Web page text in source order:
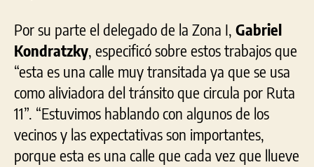
Por su parte el delegado de la Zona I, Gabriel
Kondratzky, especificó sobre estos trabajos que
“esta es una calle muy transitada ya que se usa
como aliviadora del tránsito que circula por Ruta
11”. “Estuvimos hablando con algunos de los
vecinos y las expectativas son importantes,
porque esta es una calle que cada vez que llueve